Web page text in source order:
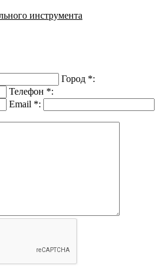
инструмента
Город *:
Телефон *:
Email *: